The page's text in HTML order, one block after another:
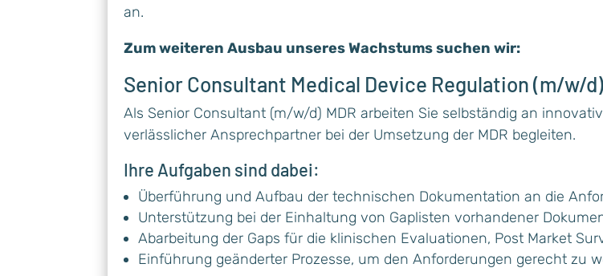
an.
Zum weiteren Ausbau unseres Wachstums suchen wir:
Senior Consultant Medical Device Regulation (m/w/d)
Als Senior Consultant (m/w/d) MDR arbeiten Sie selbständig an
verlässlicher Ansprechpartner bei der Umsetzung der MDR begleiten.
Ihre Aufgaben sind dabei:
Überführung und Aufbau der technischen Dokumentation an die
Unterstützung bei der Einhaltung von Gaplisten vorhandener
Abarbeitung der Gaps für die klinischen Evaluationen, Post Market
Einführung geänderter Prozesse, um den Anforderungen gerecht zu